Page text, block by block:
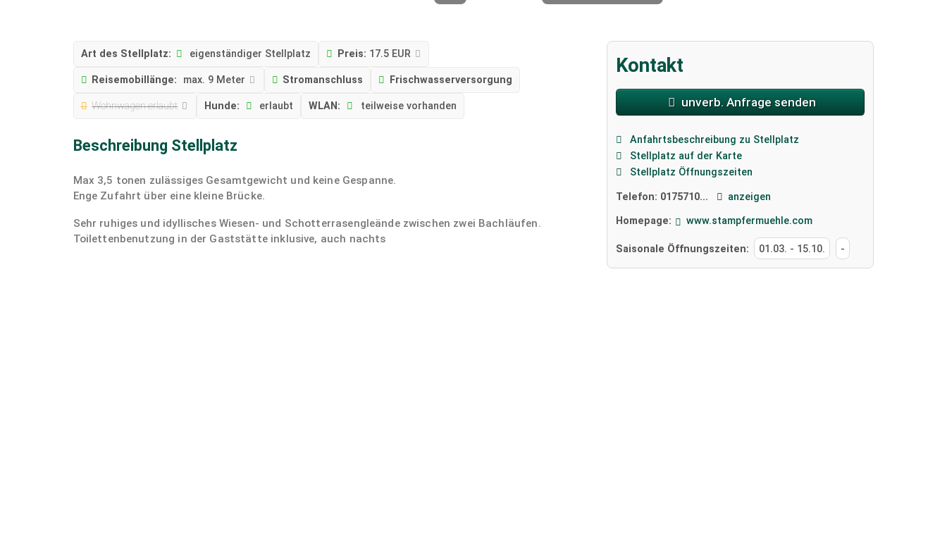
Art des Stellplatz: eigenständiger Stellplatz Preis: 17.5 EUR
Reisemobillänge: max. 9 Meter Stromanschluss Frischwasserversorgung
Wohnwagen erlaubt Hunde: erlaubt WLAN: teilweise vorhanden
Beschreibung Stellplatz
Max 3,5 tonen zulässiges Gesamtgewicht und keine Gespanne.
Enge Zufahrt über eine kleine Brücke.
Sehr ruhiges und idyllisches Wiesen- und Schotterrasengleände zwischen zwei Bachläufen.
Toilettenbenutzung in der Gaststätte inklusive, auch nachts
Kontakt
unverb. Anfrage senden
Anfahrtsbeschreibung zu Stellplatz
Stellplatz auf der Karte
Stellplatz Öffnungszeiten
Telefon: 0175710... anzeigen
Homepage: www.stampfermuehle.com
Saisonale Öffnungszeiten: 01.03. - 15.10. -